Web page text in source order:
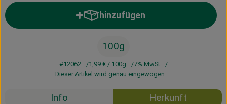
hinzufügen
Produkt zum Warenkorb
100g
#12062 1,99 € / 100g
7% MwSt
Dieser Artikel wird genau eingewogen.
Info Herkunft